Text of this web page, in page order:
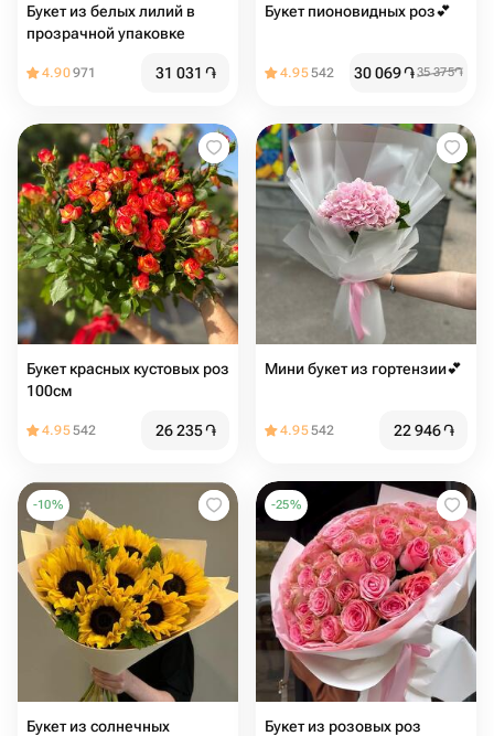
Букет из белых лилий в
прозрачной упаковке
4.90971 31 031 ֏
Букет пионовидных роз💕
4.95542 30 069֏35 375֏
Букет красных кустовых роз
100см
4.95542 26 235֏
Мини букет из гортензии💕
4.95542 22 946֏
-10%
Букет из солнечных
-25%
Букет из розовых роз